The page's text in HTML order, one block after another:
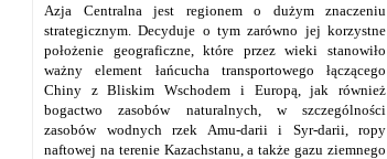
Azja Centralna jest regionem o dużym znaczeniu
strategicznym. Decyduje o tym zarówno jej korzystne
położenie geograficzne, które przez wieki stanowiło
ważny element łańcucha transportowego łączącego
Chiny z Bliskim Wschodem i Europą, jak również
bogactwo zasobów naturalnych, w szczególności
zasobów wodnych rzek Amu-darii i Syr-darii, ropy
naftowej na terenie Kazachstanu, a także gazu ziemnego